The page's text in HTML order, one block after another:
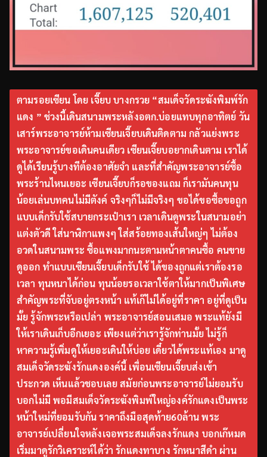
ตามรอยเซียน โดย เจี๊ยบ บางกรวย “สมเด็จวัดระฆังพิมพ์รัก
แดง ” ช่วงนี้เดินสนามพระหลังอตก.บ่อยแทบทุกอาทิตย์ วัน
เสาร์พระอาจารย์ห้ามเซียนเจี๊ยบเดินติดตาม กลัวแย่งพระ
พระอาจารย์ขอเดินคนเดียว เซียนเจี๊ยบอยากเดินตาม เราได้
ดูได้เรียนรู้บางทีต้องอาศัยจำ และที่สำคัญพระอาจารย์ซื้อ
พระร้านไหนเยอะ เซียนเจี๊ยบก็รอของแถม ก็เรามันคนทุน
น้อยเล่นบทคนไม่มีตังค์ จริงๆก็ไม่มีจริงๆ ขอได้ขอซื้อขอถูก
แบบเด็กรับใช้สบายกระเป๋าเรา เวลาเดินดูพระในสนามอย่า
แต่งตัวดี ใส่นาฬิกาแพงๆ ใส่สร้อยทองเส้นใหญ่ๆ ไม่ต้อง
อวดในสนามพระ ซื้อแพงมากนะตามหน้าตาคนซื้อ คนขาย
ดูออก ทำแบบเซียนเจี๊ยบเด็กรับใช้ ได้ของถูกแต่เราต้องรอ
เวลา ทุนหนาได้ก่อน ทุนน้อยรอเวลาใช้ตาให้มากเป็นพิเศษ
สำคัญพระที่จับอยู่ตรงหน้า แท้เก๊ไม่ได้อยู่ที่ราคา อยู่ที่ดูเป็น
มั้ย รู้จักพระหรือเปล่า พระอาจารย์สอนเสมอ พระแท้ยังมี
ให้เราเดินเก็บอีกเยอะ เพียงแต่ว่าเรารู้จักท่านมั้ย ไม่รู้ก็
หาความรู้เพิ่มดูให้เยอะเดินให้บ่อย เดี๋ยวได้พระแท้เอง มาดู
สมเด็จวัดระฆังรักแดงองค์นี้ เพื่อนเซียนเจี๊ยบส่งเข้า
ประกวด เห็นแล้วชอบเลย สมัยก่อนพระอาจารย์ไม่ยอมรับ
บอกไม่มี พอมีสมเด็จวัดระฆังพิมพ์ใหญ่องค์รักแดงเป็นพระ
หน้าใหม่ที่ยอมรับกัน ราคาถึงมือสุดท้าย60ล้าน พระ
อาจารย์เปลี่ยนใจหลังเจอพระสมเด็จลงรักแดง บอกเก๊หมด
เริ่มมาดูรักวิเคราะห์ได้ว่า รักแดงทาบาง รักหนาสีดำ ผ่าน